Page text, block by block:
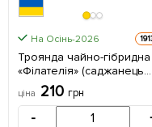
На Осінь-2026
Троянда чайно-гібридна
«Філателія» (саджанець
класу АА+) найвищий сорт
саджанець в упаковці
ціна 210 грн
-